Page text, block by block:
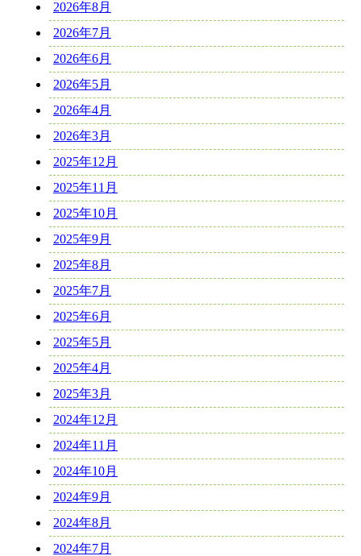
2026年8月
2026年7月
2026年6月
2026年5月
2026年4月
2026年3月
2025年12月
2025年11月
2025年10月
2025年9月
2025年8月
2025年7月
2025年6月
2025年5月
2025年4月
2025年3月
2024年12月
2024年11月
2024年10月
2024年9月
2024年8月
2024年7月